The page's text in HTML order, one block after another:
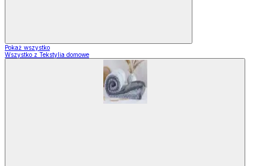
Pokaż wszystko
Wszystko z Tekstylia domowe